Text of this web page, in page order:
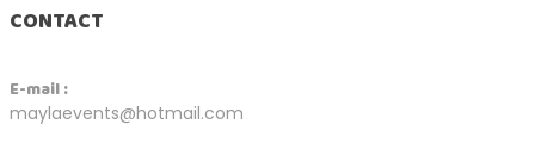
CONTACT
E-mail :
maylaevents@hotmail.com